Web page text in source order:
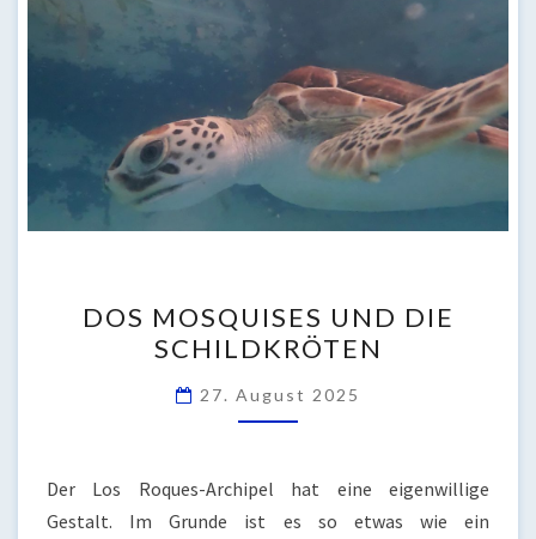
MOSQUISES
UND
DIE
SCHILDKRÖTEN
DOS MOSQUISES UND DIE
SCHILDKRÖTEN
27. August 2025
Der Los Roques-Archipel hat eine eigenwillige
Gestalt. Im Grunde ist es so etwas wie ein